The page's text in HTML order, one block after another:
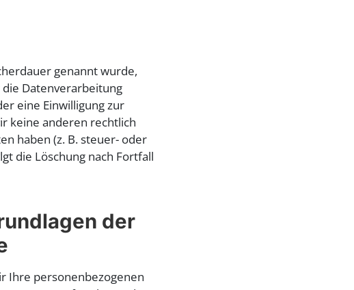
genannt wurde,
Datenverarbeitung
eine Einwilligung zur
keine anderen rechtlich
haben (z. B. steuer- oder
die Löschung nach Fortfall
der
Ihre personenbezogenen